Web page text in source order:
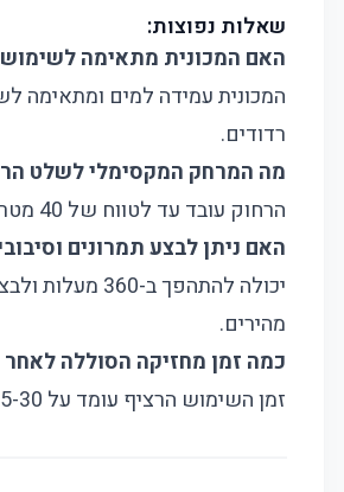
שאלות נפוצות:
האם המכונית מתאימה
המכונית עמידה למים ומתאימה
רדודים.
מה המרחק המקסימלי לשלט
הרחוק עובד עד לטווח של 40 מטרים.
האם ניתן לבצע תמרונים
יכולה להתהפך ב-360
מהירים.
כמה זמן מחזיקה הסוללה
זמן השימוש הרציף עומד על 25-30 דקות.